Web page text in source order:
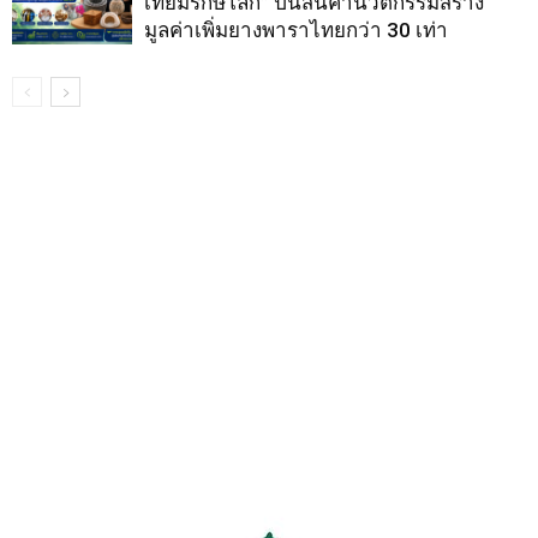
มูลค่าเพิ่มยางพาราไทยกว่า 30 เท่า